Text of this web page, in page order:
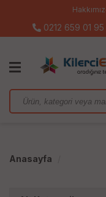
0212 659 01 95
Anasayfa